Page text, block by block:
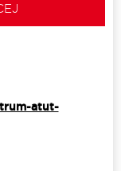
atut-